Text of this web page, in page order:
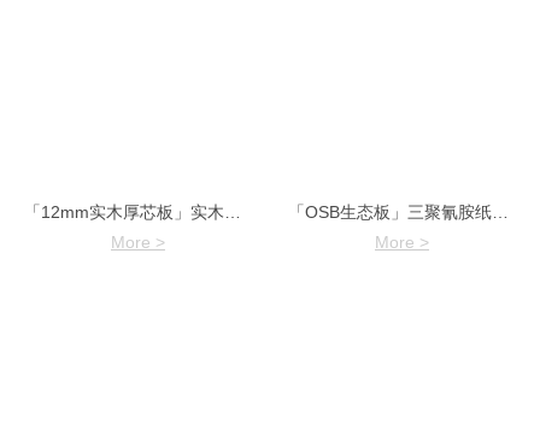
「12mm实木厚芯板」实木整芯三夹板
More >
「OSB生态板」三聚氰胺纸面欧松板
More >